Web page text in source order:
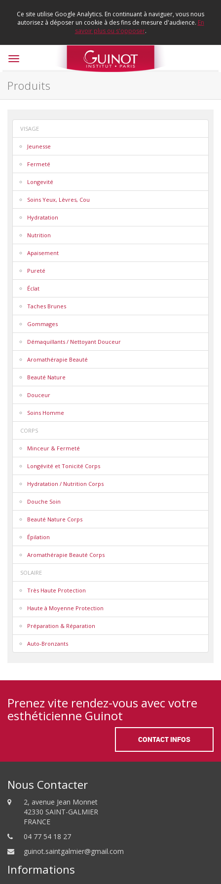
Ce site utilise Google Analytics. En continuant à naviguer, vous nous
autorisez à déposer un cookie à des fins de mesure d'audience. En
savoir plus ou s'opposer.
Toggle
Produits
VISAGE
Jeunesse
Fermeté
Longevité
Soins Yeux, Lèvres, Cou
Hydratation
Nutrition
Apaisement
Pureté
Éclat
Taches Brunes
Gommages
Démaquillants / Nettoyant Douceur
Aromathérapie Beauté
Beauté Nature
Douceur
Soins Homme
CORPS
Minceur & Fermeté
Longévité et Tonicité Corps
Hydratation / Nutrition Corps
Douche Soin
Beauté Nature Corps
Épilation
Aromathérapie Beauté Corps
SOLAIRE
Très Haute Protection
Haute à Moyenne Protection
Préparation & Réparation
Auto-Bronzants
Prenez vite rendez-vous avec votre
esthéticienne Guinot
CONTACT INFOS
Nous Contacter
2, avenue Jean Monnet
42330 SAINT-GALMIER
FRANCE
04 77 54 18 27
guinot.saintgalmier@gmail.com
Informations